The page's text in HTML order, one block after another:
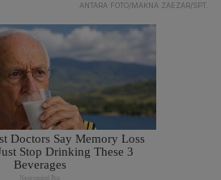
ANTARA FOTO/MAKNA ZAEZAR/SPT.